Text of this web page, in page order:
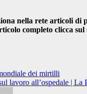
nella rete articoli di
completo clicca
dei mirtilli
lavoro all’ospedale | La